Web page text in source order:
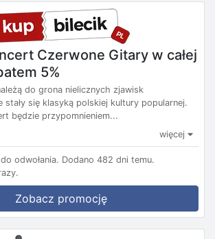
Czerwone Gitary w całej
5%
do grona nielicznych zjawisk
stały się klasyką polskiej kultury popularnej.
będzie przypomnieniem...
więcej
odwołania. Dodano 482 dni temu.
Zobacz promocję